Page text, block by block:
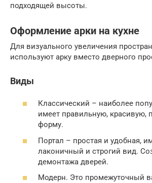
подходящей высоты.
Оформление арки на кухне
Для визуального увеличения
используют арку вместо дверного
Виды
Классический – наиболее
имеет правильную, красивую,
форму.
Портал – простая и удобная,
лаконичный и строгий вид.
демонтажа дверей.
Модерн. Это промежуточный